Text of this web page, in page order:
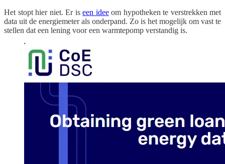
Het stopt hier niet. Er is een ideeom hypotheken te verstrekken met
data uit de energiemeter als onderpand. Zo is het mogelijk om vast te
stellen dat een lening voor een warmtepomp verstandig is.